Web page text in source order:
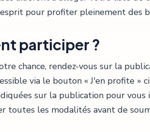
pour profiter pleinement des
participer ?
chance, rendez-vous sur la
via le bouton « J'en profite »
sur la publication pour vous
toutes les modalités avant de